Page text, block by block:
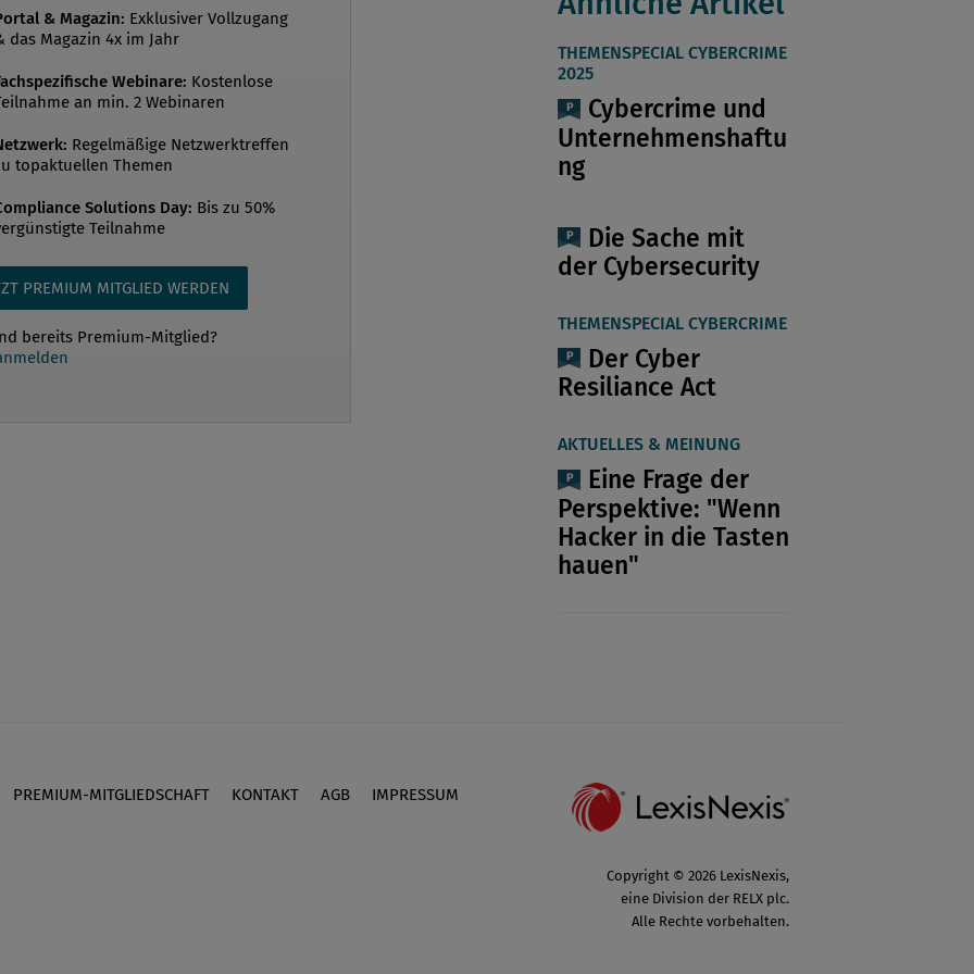
bestenfalls einhalten? Wie viel Zeit
Ist G...
& Magazin: Exklusiver Vollzugang
das Magazin 4x im Jahr
Webinare: Kostenlose
an min. 2 Webinaren
Regelmäßige Netzwerktreffen
topaktuellen Themen
Solutions Day: Bis zu 50%
Teilnahme
PREMIUM MITGLIED WERDEN
bereits Premium-Mitglied?
THEMENSPECIAL CYBERCRIME
2025
Cybercrime und
Unternehmenshaftu
ng
Die Sache mit
der Cybersecurity
THEMENSPECIAL CYBERCRIME
Der Cyber
Resiliance Act
AKTUELLES & MEINUNG
Eine Frage der
Perspektive: "Wenn
Hacker in die Tasten
hauen"
PREMIUM-MITGLIEDSCHAFT KONTAKT AGB IMPRESSUM
Copyright © 2026 LexisNexis,
eine Division der RELX plc.
Alle Rechte vorbehalten.